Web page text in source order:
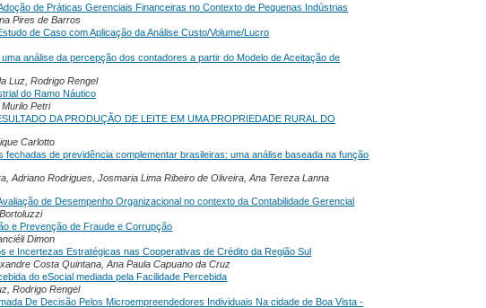
de Práticas Gerenciais Financeiras no Contexto de Pequenas Indústrias
Pires de Barros
de Caso com Aplicação da Análise Custo/Volume/Lucro
análise da percepção dos contadores a partir do Modelo de Aceitação de
Luz, Rodrigo Rengel
do Ramo Náutico
Petri
DA PRODUÇÃO DE LEITE EM UMA PROPRIEDADE RURAL DO
Carlotto
de previdência complementar brasileiras: uma análise baseada na função
Adriano Rodrigues, Josmaria Lima Ribeiro de Oliveira, Ana Tereza Lanna
de Desempenho Organizacional no contexto da Contabilidade Gerencial
e Prevenção de Fraude e Corrupção
Dimon
e Incertezas Estratégicas nas Cooperativas de Crédito da Região Sul
Costa Quintana, Ana Paula Capuano da Cruz
do eSocial mediada pela Facilidade Percebida
Rodrigo Rengel
De Decisão Pelos Microempreendedores Individuais Na cidade de Boa Vista -